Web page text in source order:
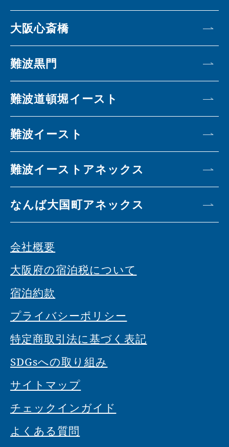
大阪心斎橋
難波黒門
難波道頓堀イースト
難波イースト
難波イーストアネックス
なんば大国町アネックス
会社概要
大阪府の宿泊税について
宿泊約款
プライバシーポリシー
特定商取引法に基づく表記
SDGsへの取り組み
サイトマップ
チェックインガイド
よくある質問